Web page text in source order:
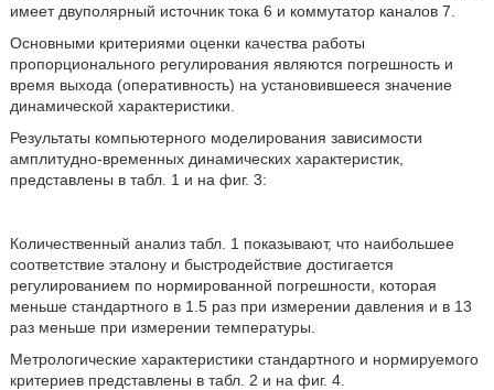
имеет двуполярный источник тока 6 и коммутатор каналов 7.
Основными критериями оценки качества работы
пропорционального регулирования являются погрешность и
время выхода (оперативность) на установившееся значение
динамической характеристики.
Результаты компьютерного моделирования зависимости
амплитудно-временных динамических характеристик,
представлены в табл. 1 и на фиг. 3:
Количественный анализ табл. 1 показывают, что наибольшее
соответствие эталону и быстродействие достигается
регулированием по нормированной погрешности, которая
меньше стандартного в 1.5 раз при измерении давления и в 13
раз меньше при измерении температуры.
Метрологические характеристики стандартного и нормируемого
критериев представлены в табл. 2 и на фиг. 4.